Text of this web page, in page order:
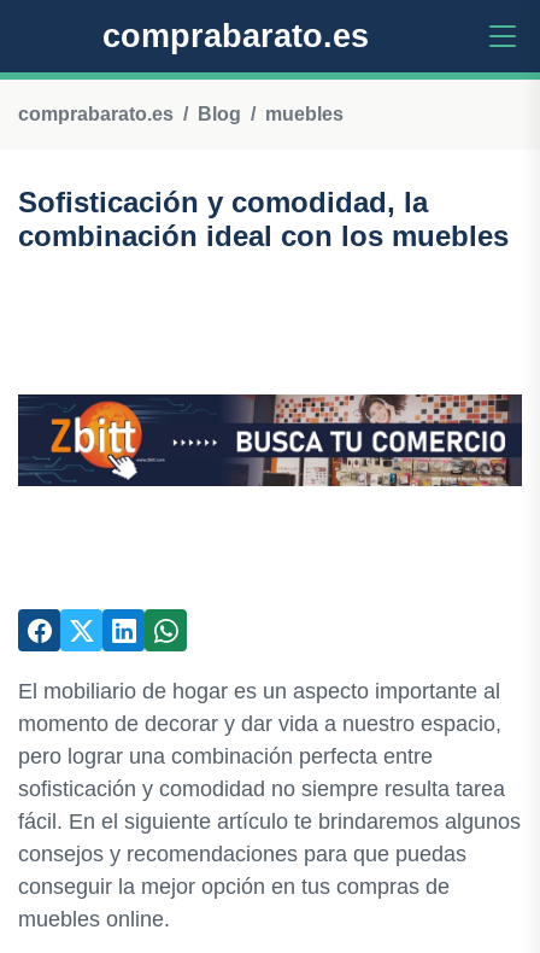
comprabarato.es
comprabarato.es Blog muebles
Sofisticación y comodidad, la
combinación ideal con los muebles
El mobiliario de hogar es un aspecto importante al
momento de decorar y dar vida a nuestro espacio,
pero lograr una combinación perfecta entre
sofisticación y comodidad no siempre resulta tarea
fácil. En el siguiente artículo te brindaremos algunos
consejos y recomendaciones para que puedas
conseguir la mejor opción en tus compras de
muebles online.